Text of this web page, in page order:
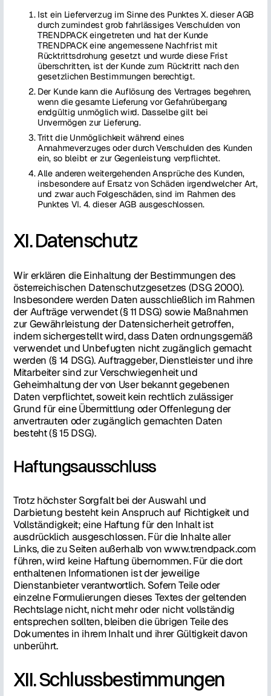
Ist ein Lieferverzug im Sinne des Punktes X. dieser AGB
durch zumindest grob fahrlässiges Verschulden von
TRENDPACK eingetreten und hat der Kunde
TRENDPACK eine angemessene Nachfrist mit
Rücktrittsdrohung gesetzt und wurde diese Frist
überschritten, ist der Kunde zum Rücktritt nach den
gesetzlichen Bestimmungen berechtigt.
Der Kunde kann die Auflösung des Vertrages begehren,
wenn die gesamte Lieferung vor Gefahrübergang
endgültig unmöglich wird. Dasselbe gilt bei
Unvermögen zur Lieferung.
Tritt die Unmöglichkeit während eines
Annahmeverzuges oder durch Verschulden des Kunden
ein, so bleibt er zur Gegenleistung verpflichtet.
Alle anderen weitergehenden Ansprüche des Kunden,
insbesondere auf Ersatz von Schäden irgendwelcher Art,
und zwar auch Folgeschäden, sind im Rahmen des
Punktes VI. 4. dieser AGB ausgeschlossen.
XI. Datenschutz
Wir erklären die Einhaltung der Bestimmungen des
österreichischen Datenschutzgesetzes (DSG 2000).
Insbesondere werden Daten ausschließlich im Rahmen
der Aufträge verwendet (§ 11 DSG) sowie Maßnahmen
zur Gewährleistung der Datensicherheit getroffen,
indem sichergestellt wird, dass Daten ordnungsgemäß
verwendet und Unbefugten nicht zugänglich gemacht
werden (§ 14 DSG). Auftraggeber, Dienstleister und ihre
Mitarbeiter sind zur Verschwiegenheit und
Geheimhaltung der von User bekannt gegebenen
Daten verpflichtet, soweit kein rechtlich zulässiger
Grund für eine Übermittlung oder Offenlegung der
anvertrauten oder zugänglich gemachten Daten
besteht (§ 15 DSG).
Haftungsausschluss
Trotz höchster Sorgfalt bei der Auswahl und
Darbietung besteht kein Anspruch auf Richtigkeit und
Vollständigkeit; eine Haftung für den Inhalt ist
ausdrücklich ausgeschlossen. Für die Inhalte aller
Links, die zu Seiten außerhalb von www.trendpack.com
führen, wird keine Haftung übernommen. Für die dort
enthaltenen Informationen ist der jeweilige
Dienstanbieter verantwortlich. Sofern Teile oder
einzelne Formulierungen dieses Textes der geltenden
Rechtslage nicht, nicht mehr oder nicht vollständig
entsprechen sollten, bleiben die übrigen Teile des
Dokumentes in ihrem Inhalt und ihrer Gültigkeit davon
unberührt.
XII. Schlussbestimmungen